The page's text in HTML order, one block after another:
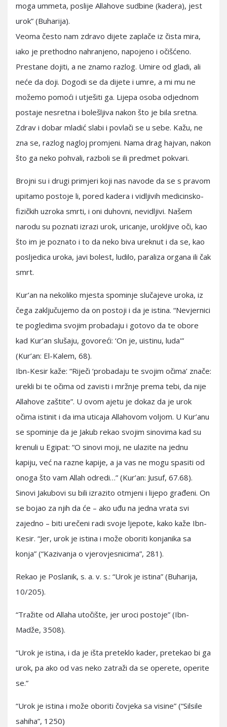
moga ummeta, poslije Allahove sudbine (kadera), jest
urok” (Buharija).
Veoma često nam zdravo dijete zaplače iz čista mira,
iako je prethodno nahranjeno, napojeno i očišćeno.
Prestane dojiti, a ne znamo razlog. Umire od gladi, ali
neće da doji. Dogodi se da dijete i umre, a mi mu ne
možemo pomoći i utješiti ga. Lijepa osoba odjednom
postaje nesretna i bolešljiva nakon što je bila sretna.
Zdrav i dobar mladić slabi i povlači se u sebe. Kažu, ne
zna se, razlog nagloj promjeni. Nama drag hajvan, nakon
što ga neko pohvali, razboli se ili predmet pokvari.
Brojni su i drugi primjeri koji nas navode da se s pravom
upitamo postoje li, pored kadera i vidljivih medicinsko-
fizičkih uzroka smrti, i oni duhovni, nevidljivi. Našem
narodu su poznati izrazi urok, uricanje, urokljive oči, kao
što im je poznato i to da neko biva ureknut i da se, kao
posljedica uroka, javi bolest, ludilo, paraliza organa ili čak
smrt.
Kur’an na nekoliko mjesta spominje slučajeve uroka, iz
čega zaključujemo da on postoji i da je istina. “Nevjernici
te pogledima svojim probadaju i gotovo da te obore
kad Kur’an slušaju, govoreći: ‘On je, uistinu, luda'”
(Kur’an: El-Kalem, 68).
Ibn-Kesir kaže: “Riječi ‘probadaju te svojim očima’ znače:
urekli bi te očima od zavisti i mržnje prema tebi, da nije
Allahove zaštite”. U ovom ajetu je dokaz da je urok
očima istinit i da ima uticaja Allahovom voljom. U Kur’anu
se spominje da je Jakub rekao svojim sinovima kad su
krenuli u Egipat: “O sinovi moji, ne ulazite na jednu
kapiju, već na razne kapije, a ja vas ne mogu spasiti od
onoga što vam Allah odredi…” (Kur’an: Jusuf, 67.68).
Sinovi Jakubovi su bili izrazito otmjeni i lijepo građeni. On
se bojao za njih da će – ako uđu na jedna vrata svi
zajedno – biti urečeni radi svoje ljepote, kako kaže Ibn-
Kesir. “Jer, urok je istina i može oboriti konjanika sa
konja” (“Kazivanja o vjerovjesnicima”, 281).
Rekao je Poslanik, s. a. v. s.: “Urok je istina” (Buharija,
10/205).
“Tražite od Allaha utočište, jer uroci postoje” (Ibn-
Madže, 3508).
“Urok je istina, i da je išta preteklo kader, pretekao bi ga
urok, pa ako od vas neko zatraži da se operete, operite
se.”
“Urok je istina i može oboriti čovjeka sa visine” (“Silsile
sahiha”, 1250)